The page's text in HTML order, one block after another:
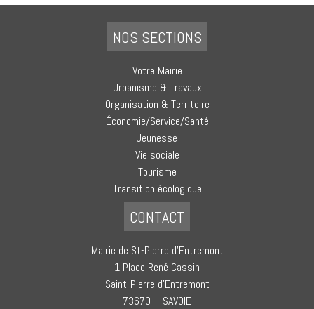
NOS SECTIONS
Votre Mairie
Urbanisme & Travaux
Organisation & Territoire
Économie/Service/Santé
Jeunesse
Vie sociale
Tourisme
Transition écologique
CONTACT
Mairie de St-Pierre d’Entremont
1 Place René Cassin
Saint-Pierre d’Entremont
73670 – SAVOIE